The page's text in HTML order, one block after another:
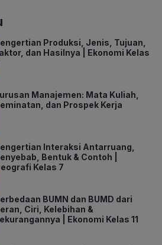
Produksi, Jenis, Tujuan,
dan Hasilnya | Ekonomi Kelas
Manajemen: Mata Kuliah,
dan Prospek Kerja
Interaksi Antarruang,
Bentuk & Contoh |
Kelas 7
BUMN dan BUMD dari
Ciri, Kelebihan &
| Ekonomi Kelas 11